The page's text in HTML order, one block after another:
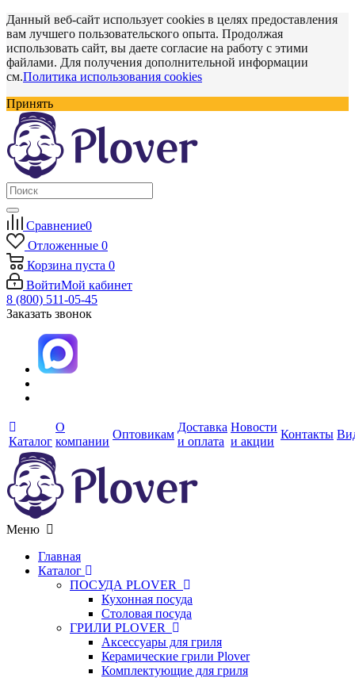
Данный веб-сайт использует cookies в целях предоставления
вам лучшего пользовательского опыта. Продолжая
использовать сайт, вы даете согласие на работу с этими
файлами. Для получения дополнительной информации
см.Политика использования cookies
Принять
Сравнение0
Отложенные 0
Корзина пуста 0
ВойтиМой кабинет
8 (800) 511-05-45
Заказать звонок
Каталог
О
компании
Оптовикам
Доставка
и оплата
Новости
и акции
Контакты
Меню
Главная
Каталог
ПОСУДА PLOVER
Кухонная посуда
Столовая посуда
ГРИЛИ PLOVER
Аксессуары для гриля
Керамические грили Plover
Комплектующие для гриля